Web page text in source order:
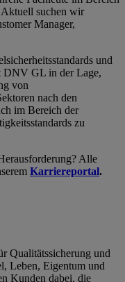
suchen wir
Manager,
und
DNV GL in der Lage,
von
nach den
im Bereich der
zu
Alle
Karriereportal.
Qualitätssicherung und
Leben, Eigentum und
Kunden dabei, die